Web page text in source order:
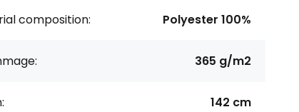
composition: Polyester 100%
365 g/m2
142 cm